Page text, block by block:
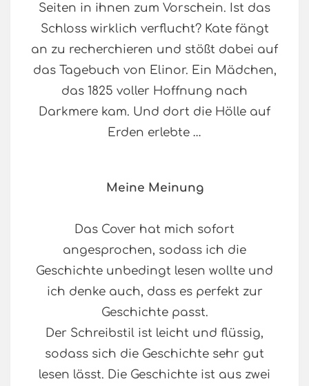
Seiten in ihnen zum Vorschein. Ist das
Schloss wirklich verflucht? Kate fängt
an zu recherchieren und stößt dabei auf
das Tagebuch von Elinor. Ein Mädchen,
das 1825 voller Hoffnung nach
Darkmere kam. Und dort die Hölle auf
Erden erlebte …
Meine Meinung
Das Cover hat mich sofort
angesprochen, sodass ich die
Geschichte unbedingt lesen wollte und
ich denke auch, dass es perfekt zur
Geschichte passt.
Der Schreibstil ist leicht und flüssig,
sodass sich die Geschichte sehr gut
lesen lässt. Die Geschichte ist aus zwei